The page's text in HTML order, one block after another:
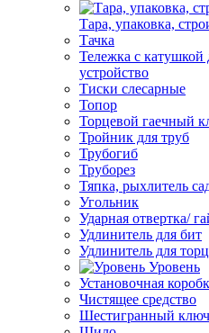
Тара, упаковка,
Тачка
Тележка с
устройство
Тиски слесарные
Топор
Торцевой гаечный
Тройник для труб
Трубогиб
Труборез
Тяпка, рыхлитель
Угольник
Ударная отвертка/
Удлинитель для бит
Удлинитель для
Уровень
Установочная
Чистящее средство
Шестигранный ключ